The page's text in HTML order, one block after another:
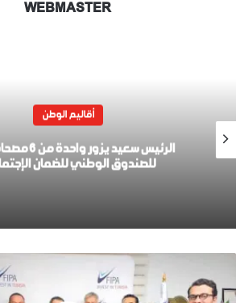
WEBMASTER
أقاليم الوطن
الرئيس سعيد
للصندوق الوطني للضمان